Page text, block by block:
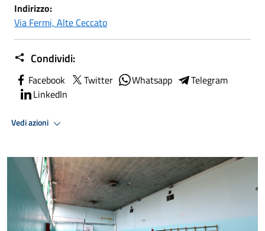
Indirizzo:
Via Fermi, Alte Ceccato
Condividi:
Facebook Twitter Whatsapp
Telegram
LinkedIn
Vedi azioni